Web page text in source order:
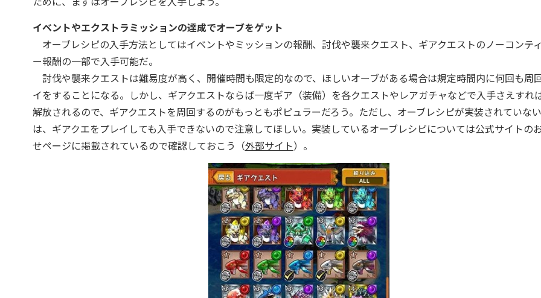
イベントやエクストラミッションの達成でオーブをゲット
オーブレシピの入手方法としてはイベントやミッションの報酬、討伐や襲来クエスト、ギアクエストのノーコンテ
ー報酬の一部で入手可能だ。
討伐や襲来クエストは難易度が高く、開催時間も限定的なので、ほしいオーブがある場合は規定時間内に何回も周
イをすることになる。しかし、ギアクエストならば一度ギア（装備）を各クエストやレアガチャなどで入手さえすれ
解放されるので、ギアクエストを周回するのがもっともポピュラーだろう。ただし、オーブレシピが実装されていな
は、ギアクエをプレイしても入手できないので注意してほしい。実装しているオーブレシピについては公式サイトの
せページに掲載されているので確認しておこう（外部サイト）。